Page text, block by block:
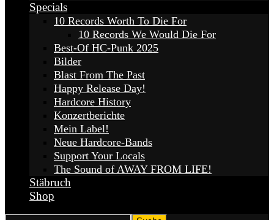
Specials
10 Records Worth To Die For
10 Records We Would Die For
Best-Of HC-Punk 2025
Bilder
Blast From The Past
Happy Release Day!
Hardcore History
Konzertberichte
Mein Label!
Neue Hardcore-Bands
Support Your Locals
The Sound of AWAY FROM LIFE!
Stäbruch
Shop